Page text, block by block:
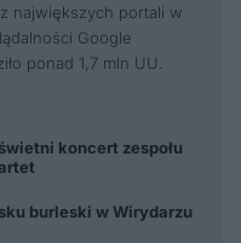
największych portali w
Google
ponad 1,7 mln UU.
koncert zespołu
burleski w Wirydarzu